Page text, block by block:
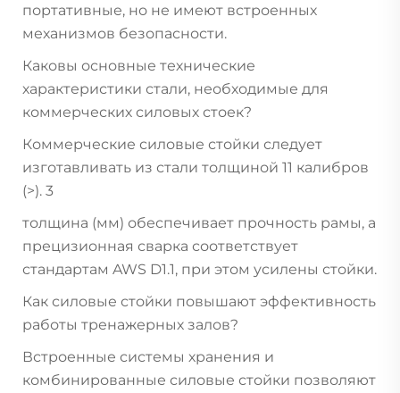
портативные, но не имеют встроенных
механизмов безопасности.
Каковы основные технические
характеристики стали, необходимые для
коммерческих силовых стоек?
Коммерческие силовые стойки следует
изготавливать из стали толщиной 11 калибров
(>). 3
толщина (мм) обеспечивает прочность рамы, а
прецизионная сварка соответствует
стандартам AWS D1.1, при этом усилены стойки.
Как силовые стойки повышают эффективность
работы тренажерных залов?
Встроенные системы хранения и
комбинированные силовые стойки позволяют